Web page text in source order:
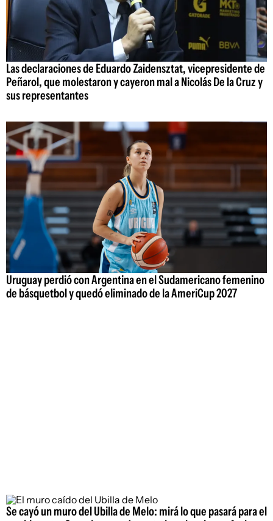
Las declaraciones de Eduardo Zaidensztat, vicepresidente de
Peñarol, que molestaron y cayeron mal a Nicolás De la Cruz y
sus representantes
Uruguay perdió con Argentina en el Sudamericano femenino
de básquetbol y quedó eliminado de la AmeriCup 2027
Se cayó un muro del Ubilla de Melo: mirá lo que pasará para el